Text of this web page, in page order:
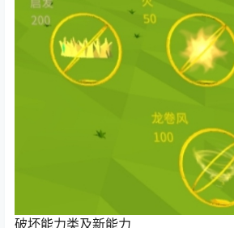
破坏能力类及新能力